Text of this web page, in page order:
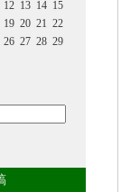
12 13 14 15
19 20 21 22
26 27 28 29